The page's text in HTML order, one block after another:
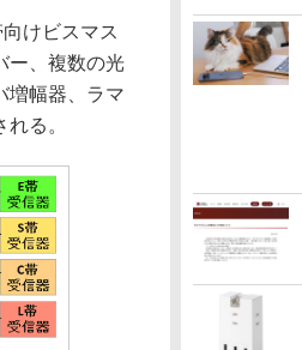
けビスマス
ー、複数の光
増幅器、ラマ
る。